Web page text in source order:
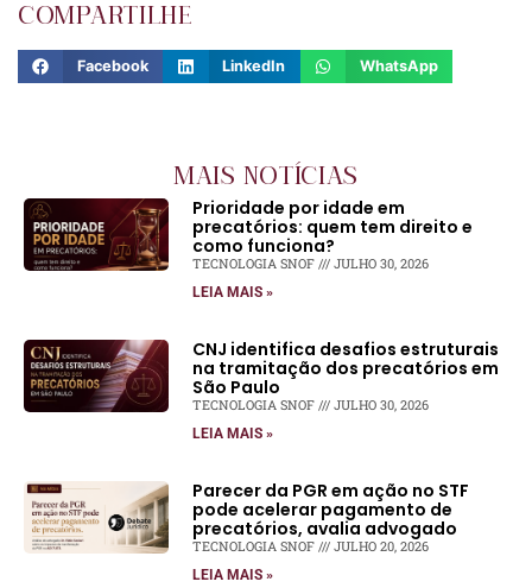
COMPARTILHE
Facebook LinkedIn WhatsApp
MAIS NOTÍCIAS
Prioridade por idade em
precatórios: quem tem direito e
como funciona?
TECNOLOGIA SNOF JULHO 30, 2026
LEIA MAIS »
CNJ identifica desafios estruturais
na tramitação dos precatórios em
São Paulo
TECNOLOGIA SNOF JULHO 30, 2026
LEIA MAIS »
Parecer da PGR em ação no STF
pode acelerar pagamento de
precatórios, avalia advogado
TECNOLOGIA SNOF JULHO 20, 2026
LEIA MAIS »